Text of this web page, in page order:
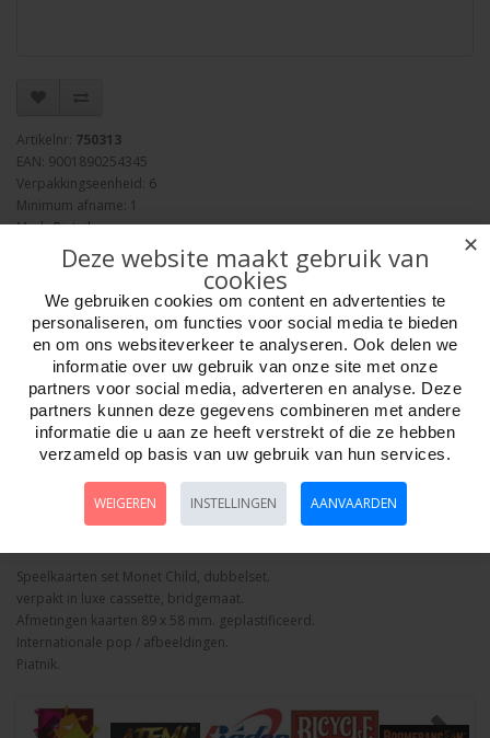
Artikelnr: 750313
EAN: 9001890254345
Verpakkingseenheid: 6
Minimum afname: 1
Merk:Piatnik
Aantal
Bestellen
Omschrijving Foto hoge resolutie Details
Speelkaarten set Monet Child, dubbelset.
verpakt in luxe cassette, bridgemaat.
Afmetingen kaarten 89 x 58 mm. geplastificeerd.
Internationale pop / afbeeldingen.
Piatnik.
✕
Deze website maakt gebruik van
cookies
We gebruiken cookies om content en advertenties te
personaliseren, om functies voor social media te bieden
en om ons websiteverkeer te analyseren. Ook delen we
informatie over uw gebruik van onze site met onze
partners voor social media, adverteren en analyse. Deze
partners kunnen deze gegevens combineren met andere
informatie die u aan ze heeft verstrekt of die ze hebben
verzameld op basis van uw gebruik van hun services.
WEIGEREN INSTELLINGEN AANVAARDEN